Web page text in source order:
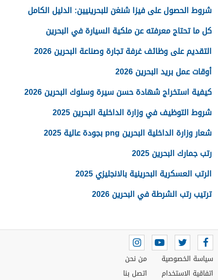
شروط الحصول على فيزا شنغن للبحرينيين: الدليل الكامل
كل ما تحتاج معرفته عن ملكية السيارة في البحرين
التقديم على وظائف غرفة تجارة وصناعة البحرين 2026
أوقات عمل بريد البحرين 2026
كيفية استخراج شهادة حسن سيرة وسلوك البحرين 2026
شروط التوظيف في وزارة الداخلية البحرين 2025
شعار وزارة الداخلية البحرين png بجودة عالية 2025
رتب جمارك البحرين 2025
الرتب العسكرية البحرينية بالانجليزي 2025
ترتيب رتب الشرطة في البحرين 2026
سياسة الخصوصية
اتفاقية الاستخدام
من نحن
اتصل بنا